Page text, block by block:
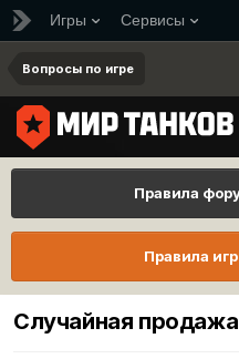
Игры Сервисы
Вопросы по игре
Правила
Правила
Случайная продажа